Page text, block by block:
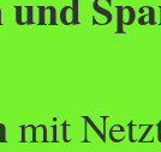
mit